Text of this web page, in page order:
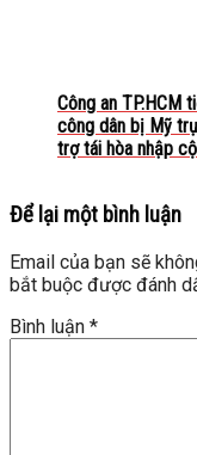
Công an TP.HCM
công dân bị Mỹ
trợ tái hòa nhập
Để lại một bình luận
Email của bạn sẽ
bắt buộc được đánh
Bình luận *